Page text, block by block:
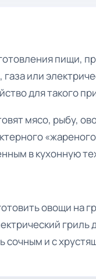
пищи,
газа или
для такого
мясо, рыбу,
в кухонную
овощи на
гриль
сочным и с